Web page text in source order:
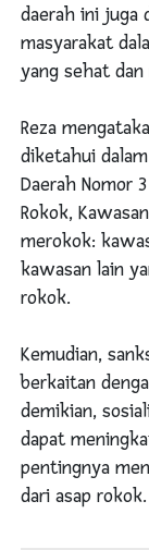
daerah ini juga
masyarakat
yang sehat dan
Reza
diketahui
Daerah Nomor
Rokok,
merokok:
kawasan lain
rokok.
Kemudian,
berkaitan
demikian,
dapat
pentingnya
dari asap rokok.